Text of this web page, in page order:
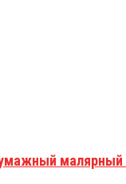
малярный